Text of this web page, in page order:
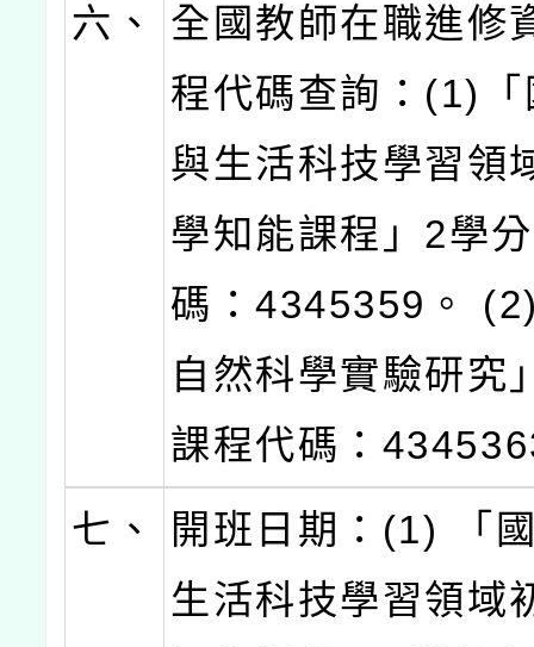
六、
全國教師在職進修
程代碼查詢：(1)
與生活科技學習領
學知能課程」2學
碼：4345359。
自然科學實驗研究
課程代碼：
七、
開班日期：(1) 「
生活科技學習領域